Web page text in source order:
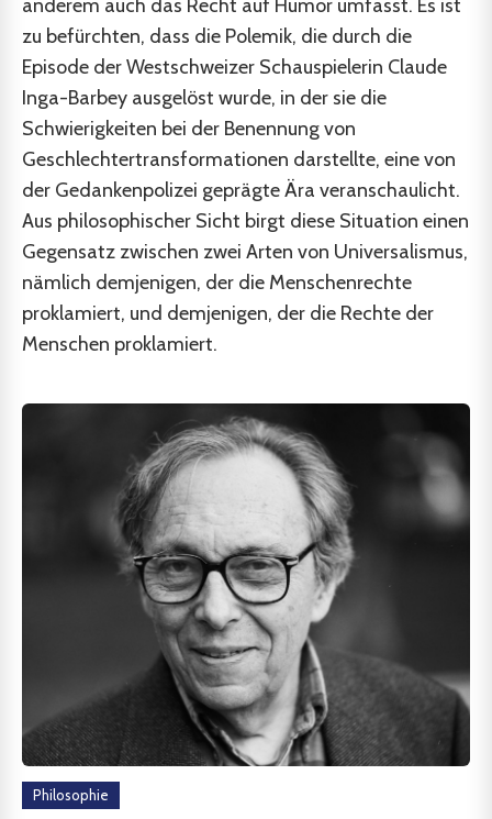
anderem auch das Recht auf Humor umfasst. Es ist
zu befürchten, dass die Polemik, die durch die
Episode der Westschweizer Schauspielerin Claude
Inga-Barbey ausgelöst wurde, in der sie die
Schwierigkeiten bei der Benennung von
Geschlechtertransformationen darstellte, eine von
der Gedankenpolizei geprägte Ära veranschaulicht.
Aus philosophischer Sicht birgt diese Situation einen
Gegensatz zwischen zwei Arten von Universalismus,
nämlich demjenigen, der die Menschenrechte
proklamiert, und demjenigen, der die Rechte der
Menschen proklamiert.
Philosophie